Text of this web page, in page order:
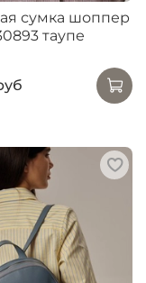
сумка шоппер
таупе